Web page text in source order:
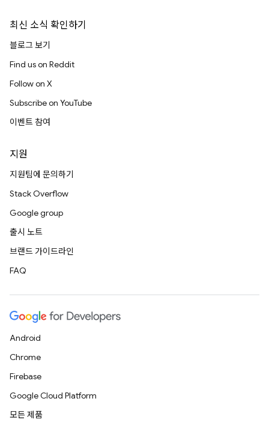
최신 소식 확인하기
블로그 보기
Find us on Reddit
Follow on X
Subscribe on YouTube
이벤트 참여
지원
지원팀에 문의하기
Stack Overflow
Google group
출시 노트
브랜드 가이드라인
FAQ
Android
Chrome
Firebase
Google Cloud Platform
모든 제품